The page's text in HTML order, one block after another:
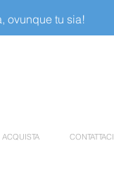
ovunque tu sia!
ACQUISTA CONTATTACI